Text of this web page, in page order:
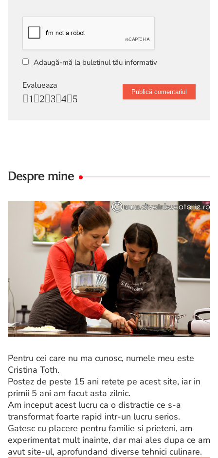
Adaugă-mă la buletinul tău informativ
Evalueaza
5
4
3
2
1
Despre mine
Pentru cei care nu ma cunosc, numele meu este
Cristina Toth.
Postez de peste 15 ani retete pe acest site, iar in
primii 5 ani am facut asta zilnic.
Am inceput acest lucru ca o distractie ce s-a
transformat foarte rapid intr-un lucru serios.
Gatesc cu placere pentru familie si prieteni, am
experimentat mult inainte, dar mai ales dupa ce am
avut site-ul, aprofundand diverse tehnici culinare.